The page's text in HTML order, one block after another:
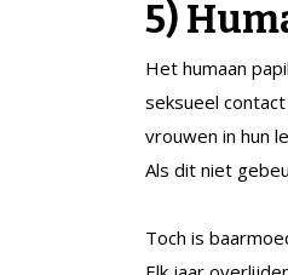
5)
Het humaan
seksueel
vrouwen in hun
Als dit niet
Toch is